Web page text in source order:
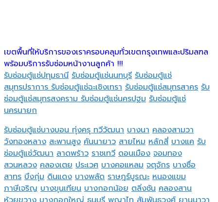
เขตพื้นที่ให้บริการของเราครอบคลุมทั่วเขตกรุงเทพและปริมลฑล
พร้อมบริการรับซ่อมหน้างานลูกค้า !!!
รับซ่อมตู้แช่ปทุมธานี รับซ่อมตู้แช่นนทบุรี รับซ่อมตู้แช่
สมุทรปราการ รับซ่อมตู้แช่ฉะเชิงเทรา รับซ่อมตู้แช่สมุทรสาคร รับ
ซ่อมตู้แช่สมุทรสงคราม รับซ่อมตู้แช่นครปฐม รับซ่อมตู้แช่
นครนายก
รับซ่อมตู้แช่บางบอน ทุ่งครุ ทวีวัฒนา บางนา คลองสามวา
วังทองหลาง สะพานสูง คันนายาว สายไหม หลักสี่ บางแค รับ
ซ่อมตู้แช่วัฒนา ลาดพร้าว ราชเทวี ดอนเมือง จอมทอง
สวนหลวง คลองเตย ประเวศ บางคอแหลม จตุจักร บางซื่อ
สาทร บึงกุ่ม ดินแดง บางพลัด ราษฎร์บูรณะ หนองแขม
ภาษีเจริญ บางขุนเทียน บางกอกน้อย ตลิ่งชัน คลองสาน